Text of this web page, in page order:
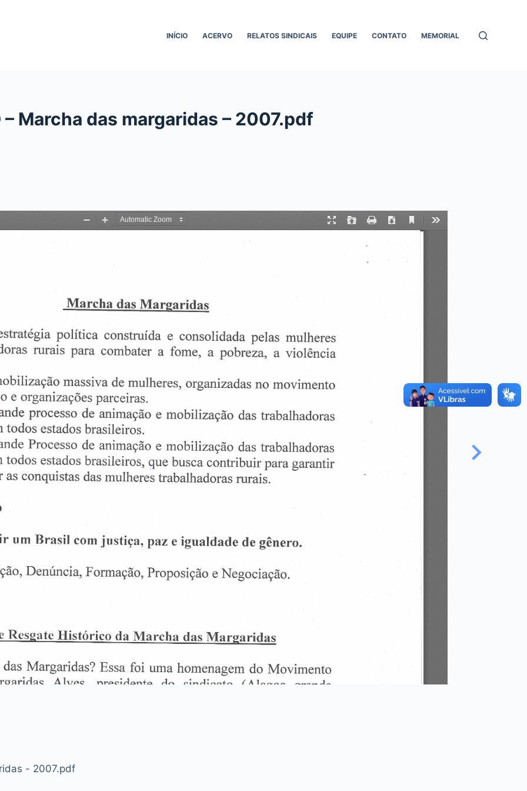
INÍCIO ACERVO RELATOS SINDICAIS EQUIPE CONTATO MEMORIAL
Marcha das margaridas – 2007.pdf
- 2007.pdf